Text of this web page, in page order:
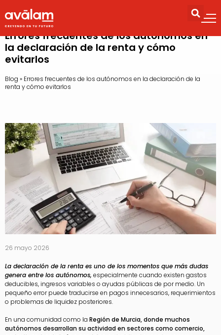
Errores frecuentes de los autónomos en
la declaración de la renta y cómo
evitarlos
Blog » Errores frecuentes de los autónomos en la declaración de la
renta y cómo evitarlos
26 mayo 2026
La declaración de la renta es uno de los momentos que más dudas
genera entre los autónomos, especialmente cuando existen gastos
deducibles, ingresos variables o ayudas públicas de por medio. Un
pequeño error puede traducirse en pagos innecesarios, requerimientos
o problemas de liquidez posteriores.
En una comunidad como la Región de Murcia, donde muchos
autónomos desarrollan su actividad en sectores como comercio,